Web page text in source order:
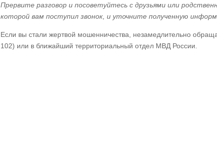
Прервите разговор и посоветуйтесь с друзьями или
которой вам поступил звонок, и уточните полученную
Если вы стали жертвой мошенничества, незамедлительно
102) или в ближайший территориальный отдел МВД России.